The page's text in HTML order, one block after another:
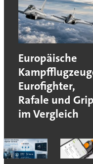
Europäische
Eurofighter,
Rafale und
im Vergleich